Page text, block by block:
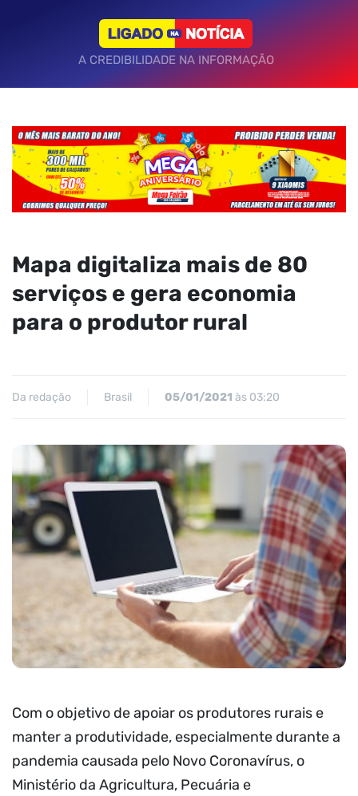
A CREDIBILIDADE NA INFORMAÇÃO
Mapa digitaliza mais de 80
serviços e gera economia
para o produtor rural
Da redação Brasil 05/01/2021 às 03:20
Com o objetivo de apoiar os produtores rurais e
manter a produtividade, especialmente durante a
pandemia causada pelo Novo Coronavírus, o
Ministério da Agricultura, Pecuária e